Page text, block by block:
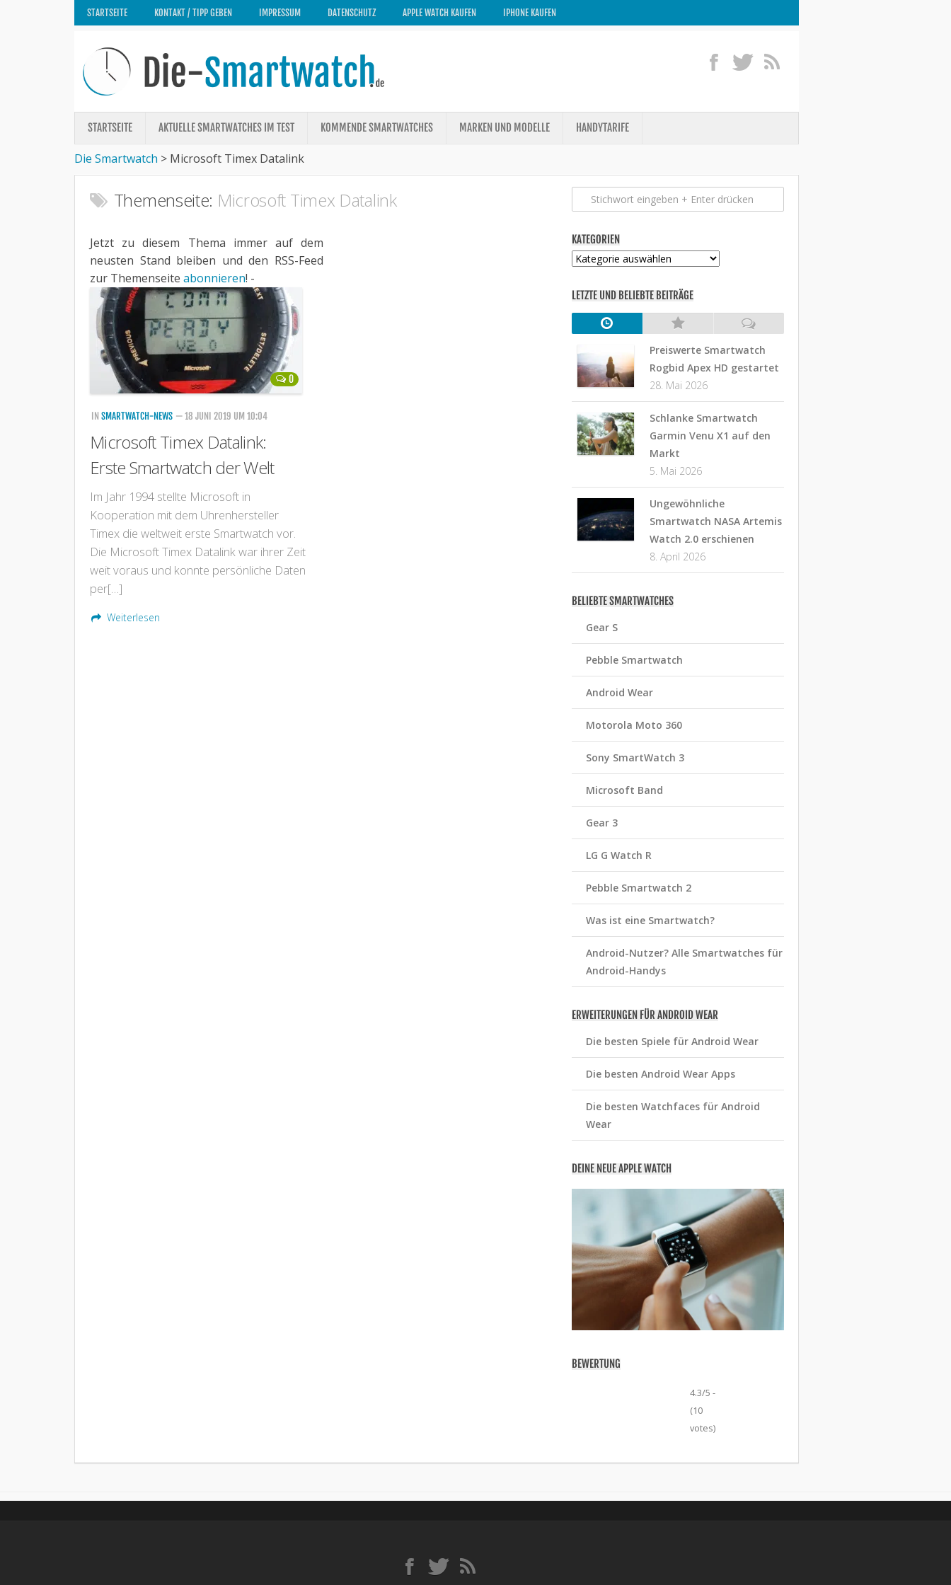
STARTSEITE KONTAKT / TIPP GEBEN IMPRESSUM DATENSCHUTZ APPLE WATCH KAUFEN IPHONE KAUFEN
STARTSEITE AKTUELLE SMARTWATCHES IM TEST KOMMENDE SMARTWATCHES MARKEN UND MODELLE HANDYTARIFE
Die Smartwatch > Microsoft Timex Datalink
Themenseite: Microsoft Timex Datalink
Jetzt zu diesem Thema immer auf dem
neusten Stand bleiben und den RSS-Feed
zur Themenseite abonnieren! -
0
IN SMARTWATCH-NEWS — 18 JUNI 2019 UM 10:04
Microsoft Timex Datalink:
Erste Smartwatch der Welt
Im Jahr 1994 stellte Microsoft in
Kooperation mit dem Uhrenhersteller
Timex die weltweit erste Smartwatch vor.
Die Microsoft Timex Datalink war ihrer Zeit
weit voraus und konnte persönliche Daten
per[…]
Weiterlesen
KATEGORIEN
Kategorien
LETZTE UND BELIEBTE BEITRÄGE
Preiswerte Smartwatch
Rogbid Apex HD gestartet
28. Mai 2026
Schlanke Smartwatch
Garmin Venu X1 auf den
Markt
5. Mai 2026
Ungewöhnliche
Smartwatch NASA Artemis
Watch 2.0 erschienen
8. April 2026
BELIEBTE SMARTWATCHES
Gear S
Pebble Smartwatch
Android Wear
Motorola Moto 360
Sony SmartWatch 3
Microsoft Band
Gear 3
LG G Watch R
Pebble Smartwatch 2
Was ist eine Smartwatch?
Android-Nutzer? Alle Smartwatches für
Android-Handys
ERWEITERUNGEN FÜR ANDROID WEAR
Die besten Spiele für Android Wear
Die besten Android Wear Apps
Die besten Watchfaces für Android
Wear
DEINE NEUE APPLE WATCH
BEWERTUNG
4.3/5 -
(10
votes)